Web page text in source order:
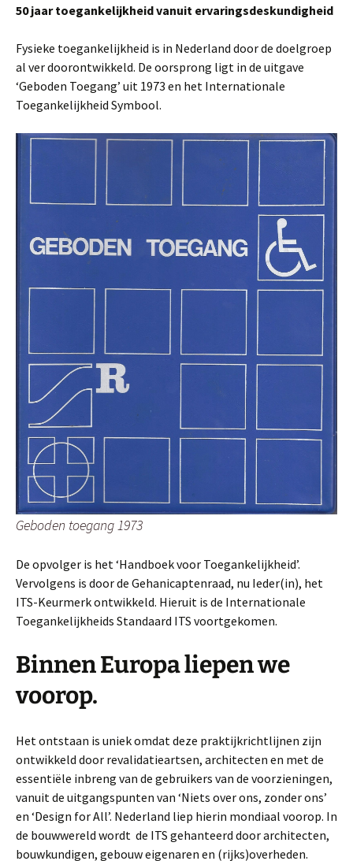
50 jaar toegankelijkheid vanuit ervaringsdeskundigheid
Fysieke toegankelijkheid is in Nederland door de doelgroep
al ver doorontwikkeld. De oorsprong ligt in de uitgave
‘Geboden Toegang’ uit 1973 en het Internationale
Toegankelijkheid Symbool.
Geboden toegang 1973
De opvolger is het ‘Handboek voor Toegankelijkheid’.
Vervolgens is door de Gehanicaptenraad, nu Ieder(in), het
ITS-Keurmerk ontwikkeld. Hieruit is de Internationale
Toegankelijkheids Standaard ITS voortgekomen.
Binnen Europa liepen we
voorop.
Het ontstaan is uniek omdat deze praktijkrichtlijnen zijn
ontwikkeld door revalidatieartsen, architecten en met de
essentiële inbreng van de gebruikers van de voorzieningen,
vanuit de uitgangspunten van ‘Niets over ons, zonder ons’
en ‘Design for All’. Nederland liep hierin mondiaal voorop. In
de bouwwereld wordt de ITS gehanteerd door architecten,
bouwkundigen, gebouw eigenaren en (rijks)overheden.